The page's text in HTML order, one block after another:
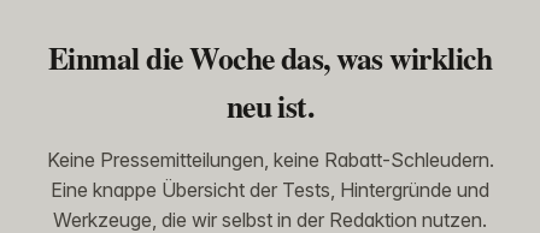
Einmal die Woche das, was wirklich
neu ist.
Keine Pressemitteilungen, keine Rabatt-Schleudern.
Eine knappe Übersicht der Tests, Hintergründe und
Werkzeuge, die wir selbst in der Redaktion nutzen.